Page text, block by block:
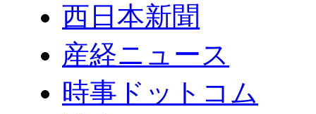
西日本新聞
産経ニュース
時事ドットコム